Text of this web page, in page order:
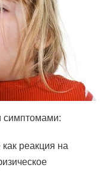
симптомами:
реакция на